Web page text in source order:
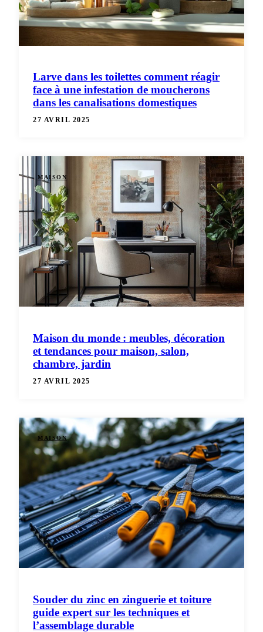
Larve dans les toilettes comment réagir
face à une infestation de moucherons
dans les canalisations domestiques
27 AVRIL 2025
MAISON
Maison du monde : meubles, décoration
et tendances pour maison, salon,
chambre, jardin
27 AVRIL 2025
MAISON
Souder du zinc en zinguerie et toiture
guide expert sur les techniques et
l’assemblage durable